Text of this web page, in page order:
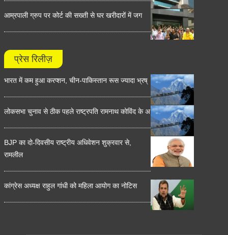
आम्रपाली ग्रुप पर कोर्ट की सख्ती से घर खरीदारों में जग
प्रेस रिलीज़
भारत में कम हुआ करप्शन, चीन-पाकिस्तान रूस ज्यादा भ्रष्
लोकसभा चुनाव से ठीक पहले राष्ट्रपति रामनाथ कोविंद के अ
BJP का दो-दिवसीय राष्ट्रीय अधिवेशन शुक्रवार से,
रामलील
कांग्रेस अध्यक्ष राहुल गांधी को महिला आयोग का नोटिस